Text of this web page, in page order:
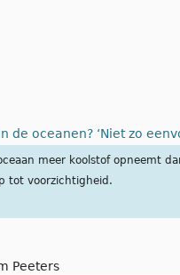
de oceanen? ‘Niet zo
meer koolstof opneemt
tot voorzichtigheid.
Peeters